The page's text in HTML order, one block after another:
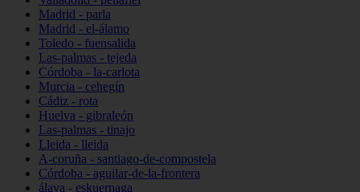
Madrid - parla
Madrid - el-álamo
Toledo - fuensalida
Las-palmas - tejeda
Córdoba - la-carlota
Murcia - cehegín
Cádiz - rota
Huelva - gibraleón
Las-palmas - tinajo
Lleida - lleida
A-coruña - santiago-de-compostela
Córdoba - aguilar-de-la-frontera
álava - eskuernaga